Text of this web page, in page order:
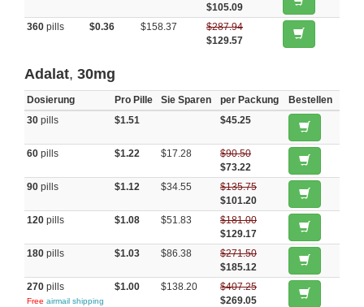
$105.09
360 pills $0.36 $158.37
$287.94
$129.57
Adalat, 30mg
Dosierung Pro Pille Sie Sparen per Packung
Bestellen
30 pills $1.51 $45.25
60 pills $1.22 $17.28
$90.50
$73.22
90 pills $1.12 $34.55
$135.75
$101.20
120 pills $1.08 $51.83
$181.00
$129.17
180 pills $1.03 $86.38
$271.50
$185.12
270 pills
Free airmail shipping
$1.00 $138.20
$407.25
$269.05